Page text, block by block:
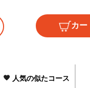
人気の似たコース